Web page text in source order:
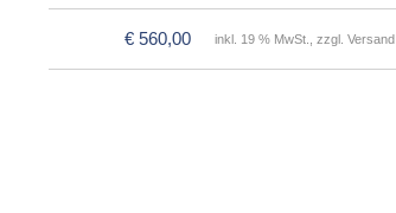
€ 560,00 inkl. 19 % MwSt., zzgl. Versand